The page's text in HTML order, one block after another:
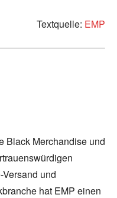
Textquelle: EMP
Black Merchandise und
und
hat EMP einen